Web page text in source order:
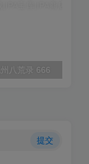
州八荒录 666
提交